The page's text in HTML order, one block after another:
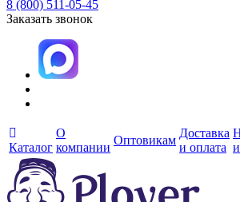
8 (800) 511-05-45
Заказать звонок
Каталог
О
компании
Оптовикам
Доставка
и оплата